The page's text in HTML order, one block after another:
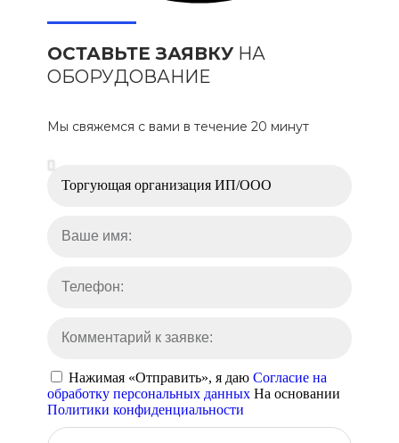
ОСТАВЬТЕ ЗАЯВКУНА
ОБОРУДОВАНИЕ
Мы свяжемся с вами в течение 20 минут
Нажимая «Отправить», я даю Согласие на
обработку персональных данных На основании
Политики конфиденциальности